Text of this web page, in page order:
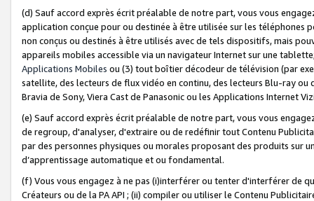
(d) Sauf accord exprès écrit préalable de notre part, vous vous
application conçue pour ou destinée à être utilisée sur les téléphones
non conçus ou destinés à être utilisés avec de tels dispositifs, mais
appareils mobiles accessible via un navigateur Internet sur une
Applications Mobiles ou (3) tout boîtier décodeur de télévision (par
satellite, des lecteurs de flux vidéo en continu, des lecteurs Blu-ray
Bravia de Sony, Viera Cast de Panasonic ou les Applications Internet
(e) Sauf accord exprès écrit préalable de notre part, vous vous
de regroup, d'analyser, d'extraire ou de redéfinir tout Contenu
par des personnes physiques ou morales proposant des produits sur
d’apprentissage automatique et ou fondamental.
(f) Vous vous engagez à ne pas (i)interférer ou tenter d'interférer de
Créateurs ou de la PA API ; (ii) compiler ou utiliser le Contenu